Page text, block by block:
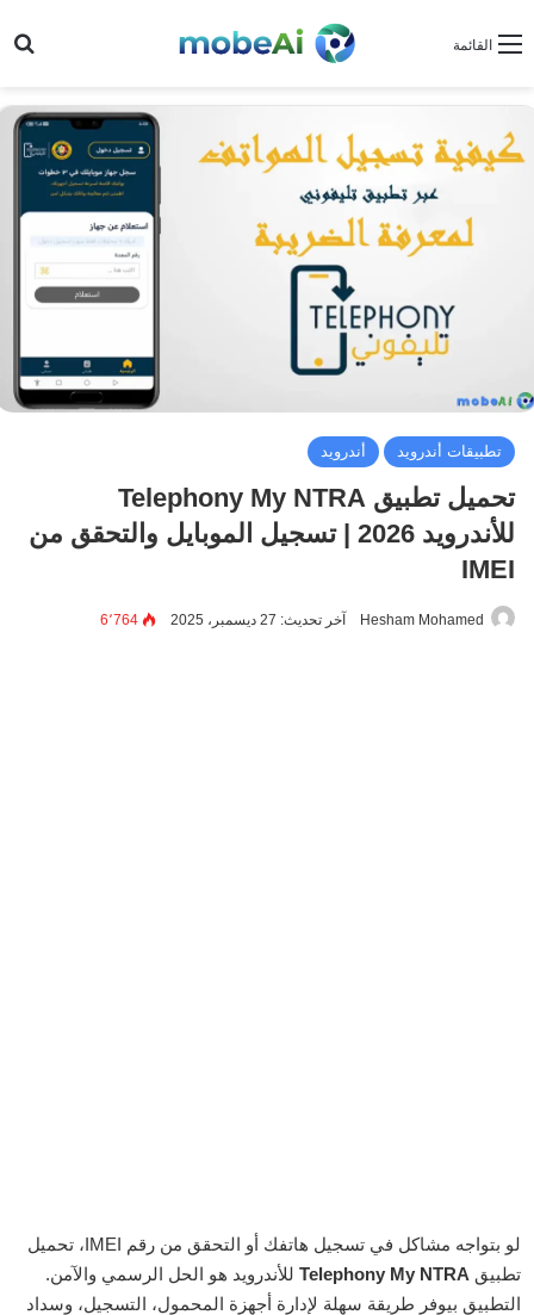
القائمة
تطبيقات أندرويد أندرويد
تحميل تطبيق Telephony My NTRA
للأندرويد 2026 | تسجيل الموبايل والتحقق من
IMEI
Hesham Mohamed آخر تحديث: 27 ديسمبر، 2025 6٬764
لو بتواجه مشاكل في تسجيل هاتفك أو التحقق من رقم IMEI، تحميل
تطبيق Telephony My NTRA للأندرويد هو الحل الرسمي والآمن.
التطبيق بيوفر طريقة سهلة لإدارة أجهزة المحمول، التسجيل، وسداد